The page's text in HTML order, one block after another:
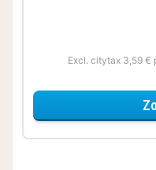
Excl. citytax 3,59 €